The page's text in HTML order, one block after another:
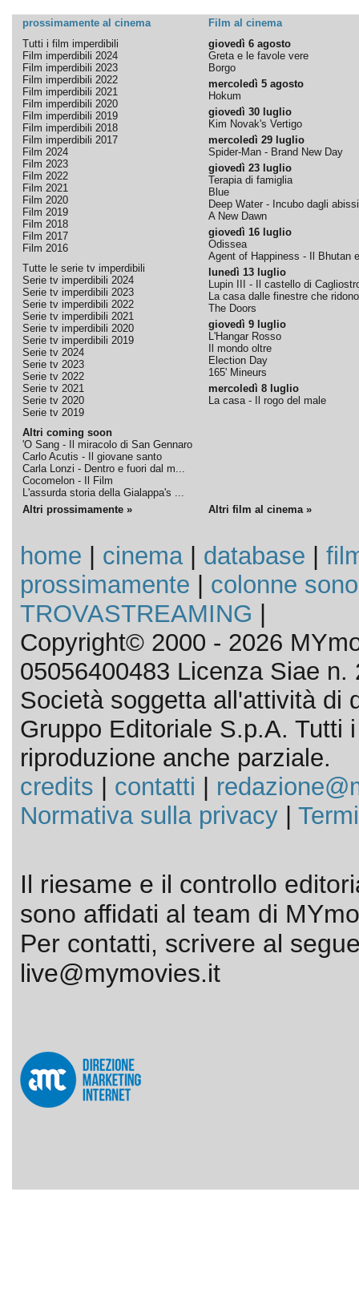
prossimamente al cinema
Film al cinema
Tutti i film imperdibili
Film imperdibili 2024
Film imperdibili 2023
Film imperdibili 2022
Film imperdibili 2021
Film imperdibili 2020
Film imperdibili 2019
Film imperdibili 2018
Film imperdibili 2017
Film 2024
Film 2023
Film 2022
Film 2021
Film 2020
Film 2019
Film 2018
Film 2017
Film 2016
Tutte le serie tv imperdibili
Serie tv imperdibili 2024
Serie tv imperdibili 2023
Serie tv imperdibili 2022
Serie tv imperdibili 2021
Serie tv imperdibili 2020
Serie tv imperdibili 2019
Serie tv 2024
Serie tv 2023
Serie tv 2022
Serie tv 2021
Serie tv 2020
Serie tv 2019
Altri coming soon
'O Sang - Il miracolo di San Gennaro
Carlo Acutis - Il giovane santo
Carla Lonzi - Dentro e fuori dal m...
Cocomelon - Il Film
L'assurda storia della Gialappa's ...
giovedì 6 agosto
Greta e le favole vere
Borgo
mercoledì 5 agosto
Hokum
giovedì 30 luglio
Kim Novak's Vertigo
mercoledì 29 luglio
Spider-Man - Brand New Day
giovedì 23 luglio
Terapia di famiglia
Blue
Deep Water - Incubo dagli abissi
A New Dawn
giovedì 16 luglio
Odissea
Agent of Happiness - Il Bhutan
lunedì 13 luglio
Lupin III - Il castello di
La casa dalle finestre che ridono
The Doors
giovedì 9 luglio
L'Hangar Rosso
Il mondo oltre
Election Day
165' Mineurs
mercoledì 8 luglio
La casa - Il rogo del male
Altri prossimamente » Altri film al cinema »
home cinema| database
prossimamente
colonne
TROVASTREAMING
Copyright© 2000 - 2026
05056400483 Licenza Siae n.
Società soggetta all'attività di
Gruppo Editoriale S.p.A. Tutti
riproduzione anche parziale.
credits
contatti
Normativa sulla privacy|
Il riesame e il controllo
sono affidati al team di
Per contatti, scrivere al
live@mymovies.it